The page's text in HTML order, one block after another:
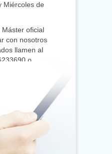
Miércoles de
Máster oficial
con nosotros
llamen al
o
experiencia
en Zaragoza
C.V. a